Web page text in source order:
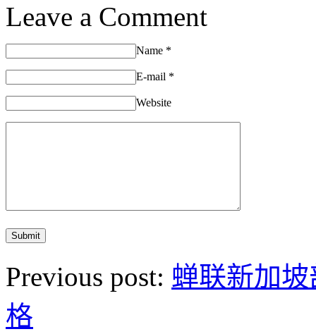
Leave a Comment
Name *
E-mail *
Website
Previous post: 蝉联新加
格